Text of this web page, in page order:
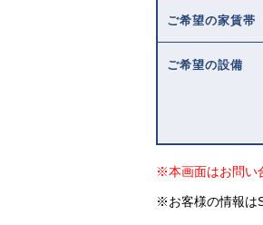
ご希望の家賃帯
ご希望の設備
※本画面はお問い
※お客様の情報は